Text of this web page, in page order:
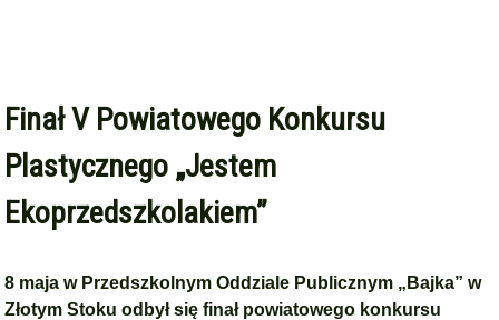
Finał V Powiatowego Konkursu
Plastycznego „Jestem
Ekoprzedszkolakiem”
8 maja w Przedszkolnym Oddziale Publicznym „Bajka” w
Złotym Stoku odbył się finał powiatowego konkursu